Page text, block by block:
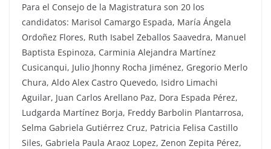
Para el Consejo de la Magistratura son 20 los
candidatos: Marisol Camargo Espada, María Ángela
Ordoñez Flores, Ruth Isabel Zeballos Saavedra, Manuel
Baptista Espinoza, Carminia Alejandra Martínez
Cusicanqui, Julio Jhonny Rocha Jiménez, Gregorio Merlo
Chura, Aldo Alex Castro Quevedo, Isidro Limachi
Aguilar, Juan Carlos Arellano Paz, Dora Espada Pérez,
Ludgarda Martínez Borja, Freddy Barbolin Plantarrosa,
Selma Gabriela Gutiérrez Cruz, Patricia Felisa Castillo
Siles, Gabriela Paula Araoz Lopez, Zenon Zepita Pérez,